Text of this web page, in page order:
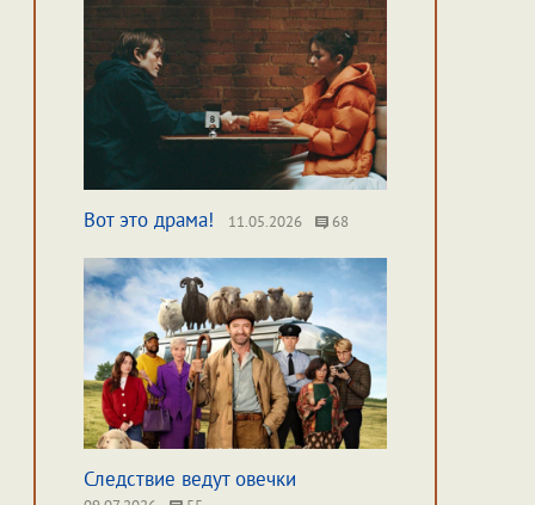
Вот это драма! 11.05.2026 68
Следствие ведут овечки